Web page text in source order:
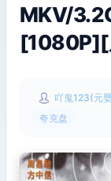
MKV/
[1080P][
吖鬼123(元
夸克盘